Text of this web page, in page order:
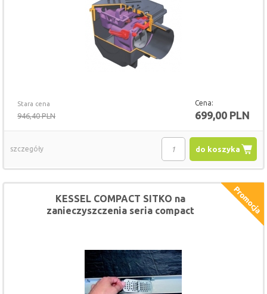
Stara cena
946,40 PLN
Cena:
699,00 PLN
do koszyka
szczegóły
KESSEL COMPACT SITKO na
zanieczyszczenia seria compact